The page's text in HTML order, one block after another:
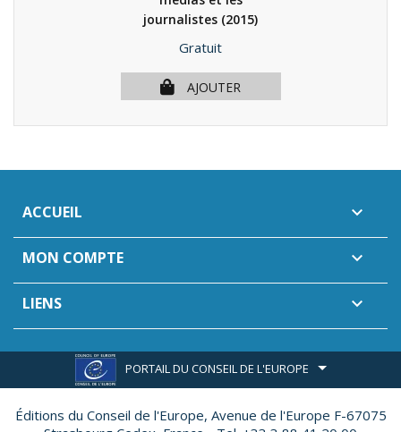
journalistes (2015)
Prix
Gratuit
AJOUTER
ACCUEIL 
MON COMPTE 
LIENS 
PORTAIL DU CONSEIL DE L'EUROPE
Éditions du Conseil de l'Europe, Avenue de l'Europe F-67075